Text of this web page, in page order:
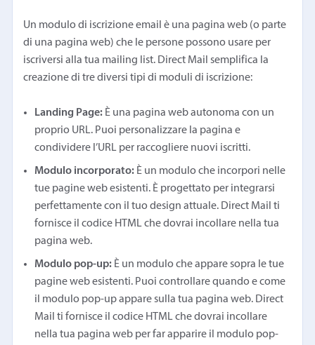
Un modulo di iscrizione email è una pagina web (o parte
di una pagina web) che le persone possono usare per
iscriversi alla tua mailing list. Direct Mail semplifica la
creazione di tre diversi tipi di moduli di iscrizione:
Landing Page: È una pagina web autonoma con un
proprio URL. Puoi personalizzare la pagina e
condividere l’URL per raccogliere nuovi iscritti.
Modulo incorporato: È un modulo che incorpori nelle
tue pagine web esistenti. È progettato per integrarsi
perfettamente con il tuo design attuale. Direct Mail ti
fornisce il codice HTML che dovrai incollare nella tua
pagina web.
Modulo pop-up: È un modulo che appare sopra le tue
pagine web esistenti. Puoi controllare quando e come
il modulo pop-up appare sulla tua pagina web. Direct
Mail ti fornisce il codice HTML che dovrai incollare
nella tua pagina web per far apparire il modulo pop-